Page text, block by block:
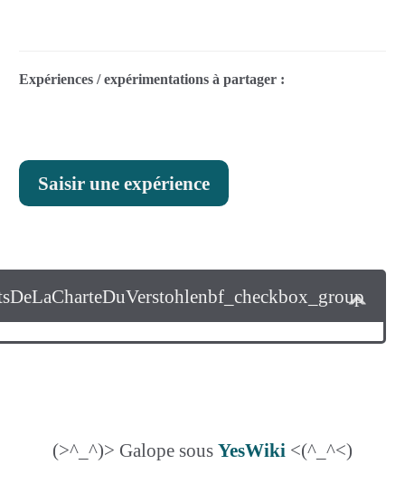
Expériences / expérimentations à partager :
Saisir une expérience
(>^_^)> Galope sous YesWiki <(^_^<)